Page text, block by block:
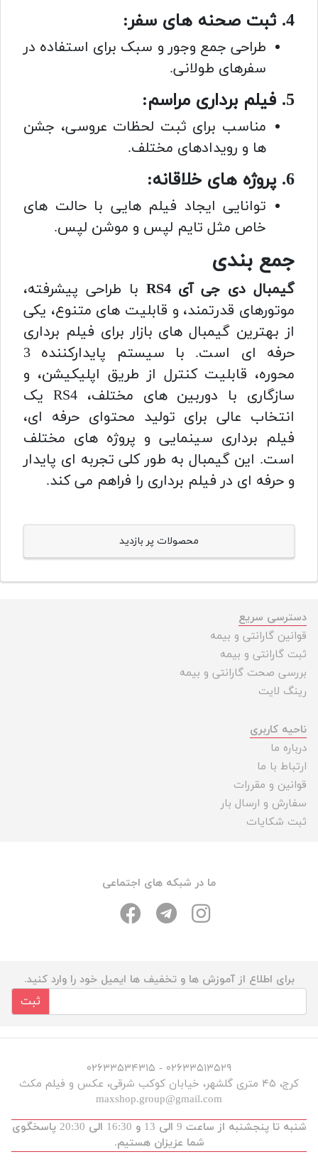
4. ثبت صحنه های سفر:
طراحی جمع وجور و سبک برای استفاده در
سفرهای طولانی.
5. فیلم برداری مراسم:
مناسب برای ثبت لحظات عروسی، جشن
ها و رویدادهای مختلف.
6. پروژه های خلاقانه:
توانایی ایجاد فیلم هایی با حالت های
خاص مثل تایم لپس و موشن لپس.
جمع بندی
گیمبال دی جی آی RS4
با طراحی پیشرفته،
موتورهای قدرتمند، و قابلیت های متنوع، یکی
از بهترین گیمبال های بازار برای فیلم برداری
حرفه ای است. با سیستم پایدارکننده 3
محوره، قابلیت کنترل از طریق اپلیکیشن، و
سازگاری با دوربین های مختلف، RS4 یک
انتخاب عالی برای تولید محتوای حرفه ای،
فیلم برداری سینمایی و پروژه های مختلف
است. این گیمبال به طور کلی تجربه ای پایدار
و حرفه ای در فیلم برداری را فراهم می کند.
محصولات پر بازدید
دسترسی سریع
قوانین گارانتی و بیمه
ثبت گارانتی و بیمه
بررسی صحت گارانتی و بیمه
رینگ لایت
ناحیه کاربری
درباره ما
ارتباط با ما
قوانین و مقررات
سفارش و ارسال بار
ثبت شکایات
ما در شبکه های اجتماعی
برای اطلاع از آموزش ها و تخفیف ها ایمیل خود را وارد کنید.
ثبت
۰۲۶۳۳۵۱۳۵۲۹ - ۰۲۶۳۳۵۳۴۳۱۵
کرج، ۴۵ متری گلشهر، خیابان کوکب شرقی، عکس و فیلم مکث
maxshop.group@gmail.com
شنبه تا پنجشنبه از ساعت 9 الی 13 و 16:30 الی 20:30 پاسخگوی
شما عزیزان هستیم.